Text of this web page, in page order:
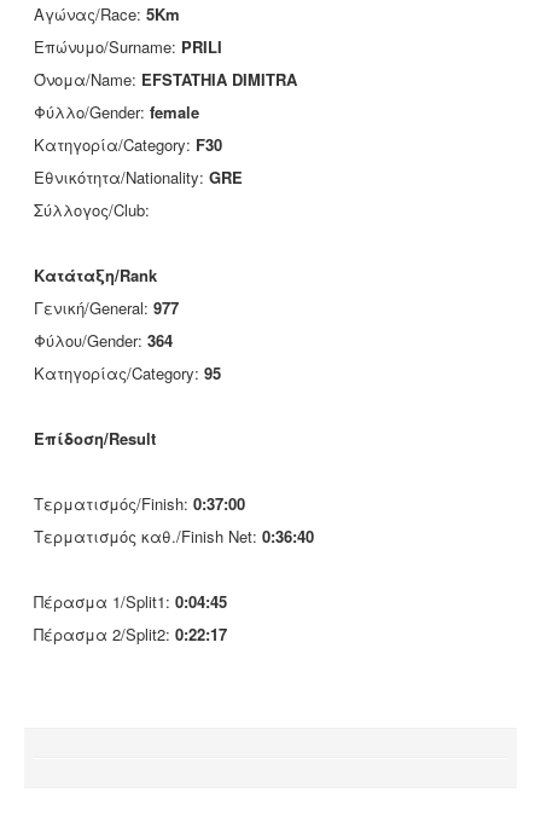
Αγώνας/Race: 5Km
Επώνυμο/Surname: PRILI
Όνομα/Name: EFSTATHIA DIMITRA
Φύλλο/Gender: female
Κατηγορία/Category: F30
Εθνικότητα/Nationality: GRE
Σύλλογος/Club:
Κατάταξη/Rank
Γενική/General: 977
Φύλου/Gender: 364
Κατηγορίας/Category: 95
Επίδοση/Result
Τερματισμός/Finish: 0:37:00
Τερματισμός καθ./Finish Net: 0:36:40
Πέρασμα 1/Split1: 0:04:45
Πέρασμα 2/Split2: 0:22:17